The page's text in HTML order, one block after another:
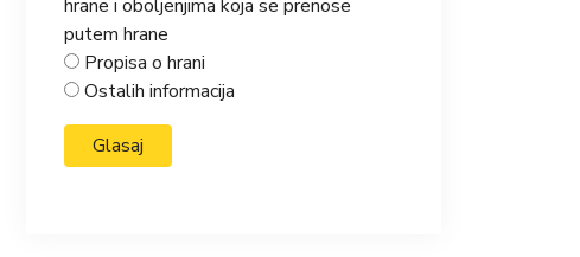
hrane i oboljenjima koja se prenose
putem hrane
Propisa o hrani
Ostalih informacija